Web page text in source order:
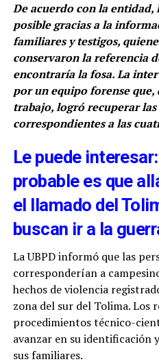
De acuerdo con la
posible gracias a la
familiares y testigos,
conservaron la referencia
encontraría la fosa. La
por un equipo forense
trabajo, logró recuperar las
correspondientes a las
Le puede
probable es que
el llamado del
buscan ir a la
La UBPD informó que las
corresponderían a
hechos de violencia
zona del sur del Tolima. Los
procedimientos técnico-
avanzar en su identificación
sus familiares.